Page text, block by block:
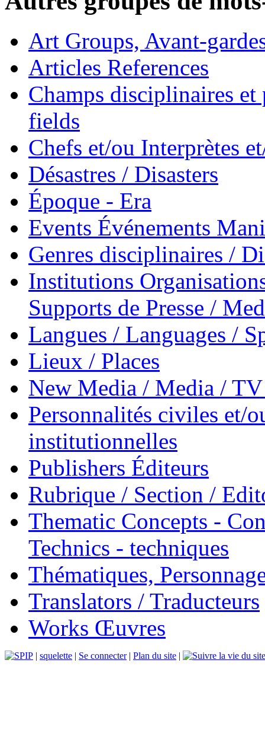
Art Groups, Avant-
Articles References
Champs disciplinaires
fields
Chefs et/ou Interprètes
Désastres / Disasters
Époque - Era
Events Événements
Genres disciplinaires /
Institutions
Supports de Presse /
Langues / Languages /
Lieux / Places
New Media / Media /
Personnalités civiles et/
institutionnelles
Publishers Éditeurs
Rubrique / Section /
Thematic Concepts -
Technics - techniques
Thématiques,
Translators / Traducteurs
Works Œuvres
| squelette | Se connecter| Plan du site |